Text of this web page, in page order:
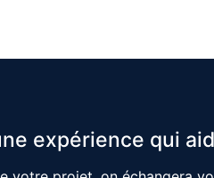
expérience qui